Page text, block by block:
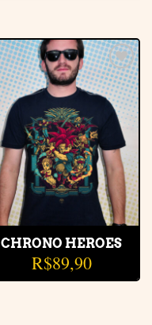
Adicionar
à lista de
desejos
CHRONO HEROES
R$89,90